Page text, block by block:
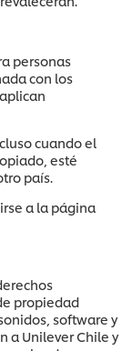
personas
con los
cuando el
esté
país.
a la página
propiedad
software y
a Unilever Chile y